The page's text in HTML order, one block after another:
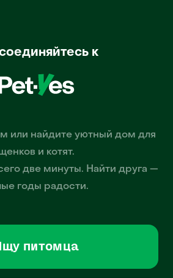
к
или найдите уютный дом для
и котят.
две минуты. Найти друга —
годы радости.
питомца